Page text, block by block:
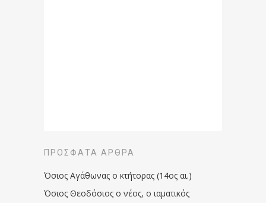
ΠΡΌΣΦΑΤΑ ΆΡΘΡΑ
Όσιος Αγάθωνας ο κτήτορας (14ος αι.)
Όσιος Θεοδόσιος ο νέος, ο ιαματικός